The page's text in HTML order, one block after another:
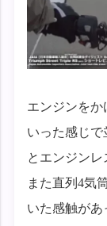
エンジンをか
いった感じで
とエンジンレ
また直列4気
いた感触が